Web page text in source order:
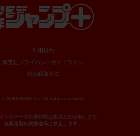
利用規約
集英社プライバシーガイドライン
特定商取引法
© SHUEISHA Inc. All rights reserved.
トのデータの著作権は集英社が保有します。
無断複製転載放送等は禁止します。